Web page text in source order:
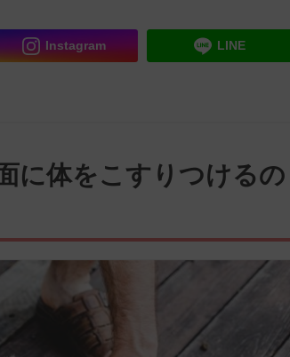
Instagram LINE
に体をこすりつけるの